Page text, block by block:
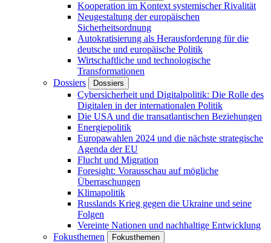
Kooperation im Kontext systemischer Rivalität
Neugestaltung der europäischen
Sicherheitsordnung
Autokratisierung als Herausforderung für die
deutsche und europäische Politik
Wirtschaftliche und technologische
Transformationen
Dossiers
Dossiers
Cybersicherheit und Digitalpolitik: Die Rolle des
Digitalen in der internationalen Politik
Die USA und die transatlantischen Beziehungen
Energiepolitik
Europawahlen 2024 und die nächste strategische
Agenda der EU
Flucht und Migration
Foresight: Vorausschau auf mögliche
Überraschungen
Klimapolitik
Russlands Krieg gegen die Ukraine und seine
Folgen
Vereinte Nationen und nachhaltige Entwicklung
Fokusthemen
Fokusthemen